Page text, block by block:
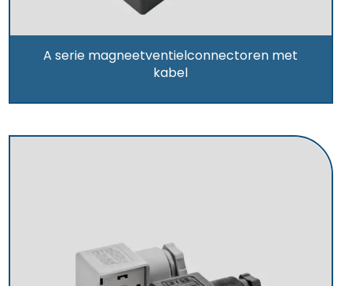
A serie magneetventielconnectoren met
kabel